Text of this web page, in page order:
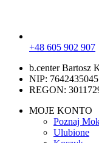
+48 605 902 907
b.center Bartosz
NIP: 7642435045
REGON:
MOJE KONTO
Poznaj
Ulubione